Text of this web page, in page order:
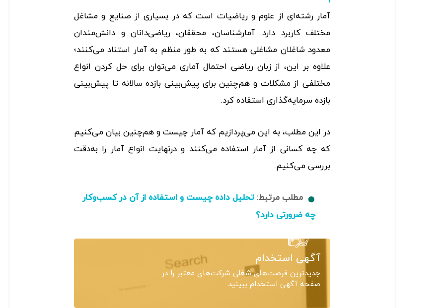
آمار رشته‌ای از علوم و ریاضیات است که در بسیاری از صنایع و مشاغل
مختلف کاربرد دارد. آمارشناسان، محققان، ریاضی‌دانان و دانش‌مندان
معدود شاغلان مشاغلی هستند که به طور منظم به آمار استناد می‌کنند؛
علاوه بر این، از زبان ریاضی احتمال آماری می‌توان برای حل‌ کردن انواع
مختلفی از مشکلات‌ و هم‌چنین برای پیش‌بینی بازده سالانه تا پیش‌بینی
بازده سرمایه‌گذاری استفاده کرد.
در این مطلب،‌ به این می‌پردازیم که آمار چیست و هم‌چنین بیان می‌کنیم
که چه کسانی از آمار استفاده می‌کنند و درنهایت انواع آمار را به‌دقت
بررسی می‌کنیم.
مطلب مرتبط:تحلیل داده چیست و استفاده از آن در کسب‌و‌کار
چه ضرورتی دارد؟
آگهی استخدام
جدیدترین فرصت‌های شغلی شرکت‌های معتبر را در
صفحه آگهی استخدام ببینید.